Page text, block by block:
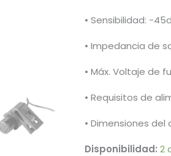
• Sensibilidad: -
• Impedancia de
• Máx. Voltaje de
• Requisitos de
• Dimensiones del
Disponibilidad: 2